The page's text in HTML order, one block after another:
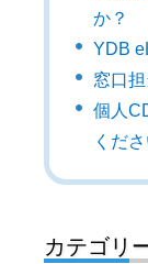
か？
YDB
窓口
個人
くださ
カテゴリ